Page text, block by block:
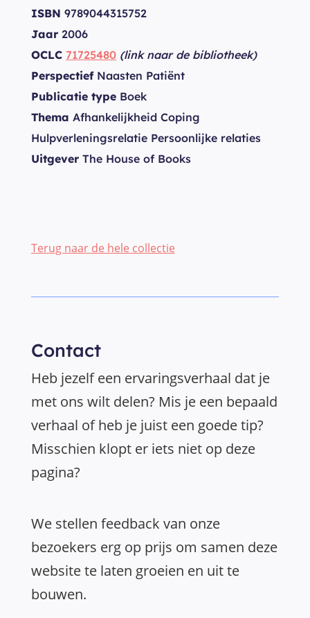
ISBN 9789044315752
Jaar 2006
OCLC 71725480 (link naar de bibliotheek)
PerspectiefNaasten Patiënt
Publicatie type Boek
Thema Afhankelijkheid Coping
Hulpverleningsrelatie Persoonlijke relaties
Uitgever The House of Books
Terug naar de hele collectie
Contact
Heb jezelf een ervaringsverhaal dat je
met ons wilt delen? Mis je een bepaald
verhaal of heb je juist een goede tip?
Misschien klopt er iets niet op deze
pagina?
We stellen feedback van onze
bezoekers erg op prijs om samen deze
website te laten groeien en uit te
bouwen.